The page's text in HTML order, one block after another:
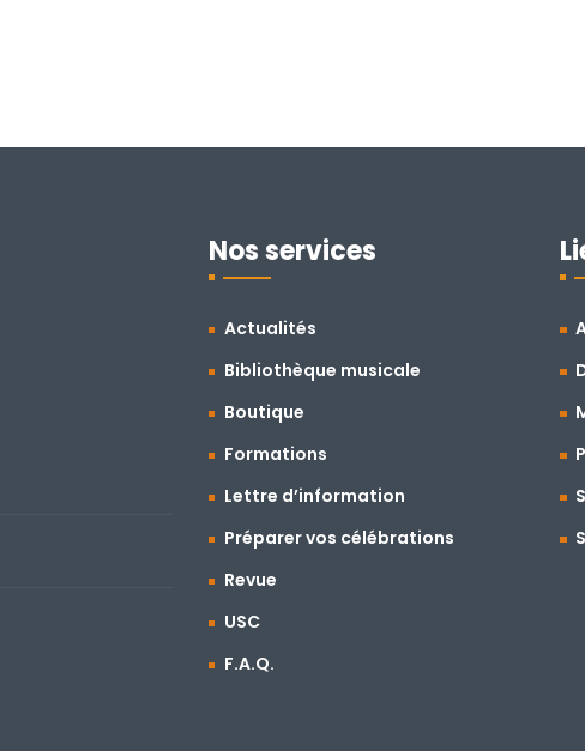
Nos services
Actualités
Bibliothèque musicale
Boutique
Formations
Lettre d’information
Préparer vos célébrations
Revue
USC
F.A.Q.